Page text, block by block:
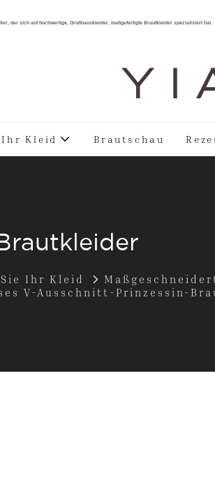
der sich auf hochwertige, Großhauskleider, maßgefertigte Brautkleider spezialisiert hat.
Y I
Kleid Brautschau
Ihr Kleid
V-Ausschnitt-Prinzessin-